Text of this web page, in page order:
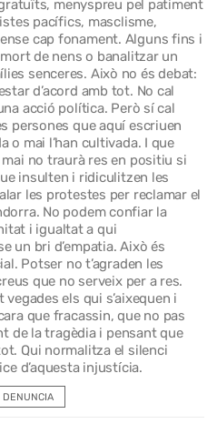
menyspreu pel patiment
pacífics, masclisme,
cap fonament. Alguns fins i
de nens o banalitzar un
senceres. Això no és debat:
d’acord amb tot. No cal
acció política. Però sí cal
persones que aquí escriuen
o mai l’han cultivada. I que
no traurà res en positiu si
insulten i ridiculitzen les
les protestes per reclamar el
No podem confiar la
i igualtat a qui
un bri d’empatia. Això és
Potser no t’agraden les
que no serveix per a res.
els qui s’aixequen i
que fracassin, que no pas
de la tragèdia i pensant que
Qui normalitza el silenci
d’aquesta injustícia.
DENUNCIA